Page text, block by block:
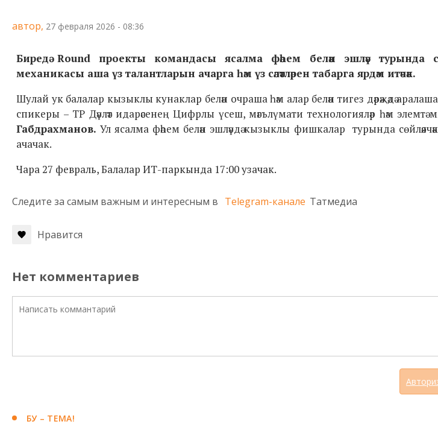
автор, 27 февраля 2026 - 08:36
Биредә Round проекты командасы ясалма фәһем белән эшләү турында
механикасы аша үз талантларын ачарга һәм үз сәләтләрен табарга ярдәм итәчәк.
Шулай ук балалар кызыклы кунаклар белән очраша һәм алар белән тигез дәрәҗәдә
спикеры – ТР Дәүләт идарәсенең Цифрлы үсеш, мәгълүмати технологияләр һәм
Габдрахманов. Ул ясалма фәһем белән эшләүдә кызыклы фишкалар турында
ачачак.
Чара 27 февраль, Балалар ИТ-паркында 17:00 узачак.
Следите за самым важным и интересным в Telegram-канале Татмедиа
Нравится
Нет комментариев
БУ – ТЕМА!